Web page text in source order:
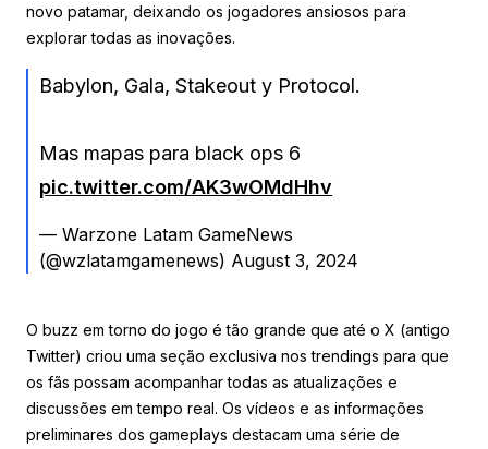
novo patamar, deixando os jogadores ansiosos para
explorar todas as inovações.
Babylon, Gala, Stakeout y Protocol.
Mas mapas para black ops 6
pic.twitter.com/AK3wOMdHhv
— Warzone Latam GameNews
(@wzlatamgamenews) August 3, 2024
O buzz em torno do jogo é tão grande que até o X (antigo
Twitter) criou uma seção exclusiva nos trendings para que
os fãs possam acompanhar todas as atualizações e
discussões em tempo real. Os vídeos e as informações
preliminares dos gameplays destacam uma série de